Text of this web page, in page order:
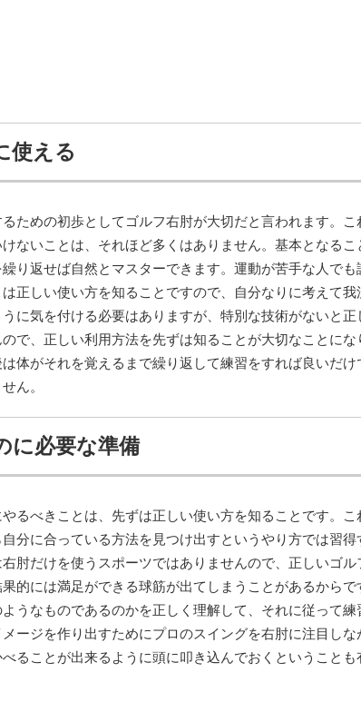
使える
ための初歩としてゴルフ右肘が大切だと言われます。こ
ないことは、それほど多くはありません。基本となるこ
り返せば自然とマスターできます。運動が苦手な人でも
正しい使い方を知ることですので、自分なりに考えて我
に気を付ける必要はありますが、特別な技術がないと正
で、正しい利用方法を先ずは知ることが大切なことにな
体がそれを覚えるまで繰り返して練習をすれば良いだけ
ん。
に必要な準備
るべきことは、先ずは正しい使い方を知ることです。こ
分に合っている方法を見つけ出すというやり方では習得
肘だけを使うスポーツではありませんので、正しいゴル
的には満足ができる球筋が出てしまうことがあるからで
うなものであるのかを正しく理解して、それに従って練
ージを作り出すためにプロのスイングを右肘に注目しな
ることが出来るように頭に叩き込んでおくということも